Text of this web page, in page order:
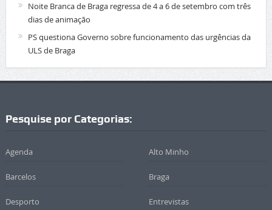
Noite Branca de Braga regressa de 4 a 6 de setembro com três
dias de animação
PS questiona Governo sobre funcionamento das urgências da
ULS de Braga
Pesquise por Categorias:
Agenda Alto Minho
Barcelos Braga
Desporto Entrevistas